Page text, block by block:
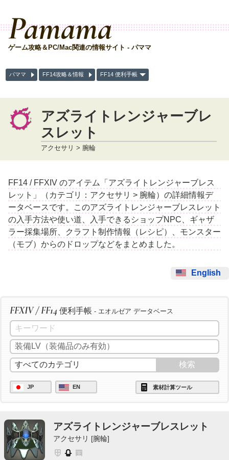
Pamama
ゲーム攻略＆PC/Mac関連の情報サイト - パママ
パママ FF14攻略＆情報 FF14 便利手帳
アズライトレンジャーブレ
スレット
アクセサリ > 腕輪
FF14 / FFXIV のアイテム「アズライトレンジャーブレス
レット」（カテゴリ：アクセサリ > 腕輪）の詳細情報デ
ータベースです。このアズライトレンジャーブレスレット
の入手方法や使い道、入手できるショップNPC、ギャザ
ラー採集場所、クラフト制作情報（レシピ）、モンスター
（モブ）からのドロップなどをまとめました。
English
FFXIV / FF14 便利手帳 - エオルゼア データベース
JP EN 素材計算ツール
アズライトレンジャーブレスレット
アクセサリ [腕輪]